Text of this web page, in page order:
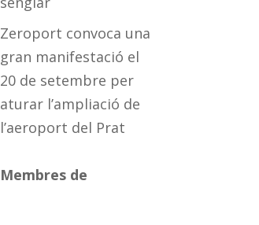
Zeroport convoca una
gran manifestació el
20 de setembre per
aturar l’ampliació de
l’aeroport del Prat
Membres de